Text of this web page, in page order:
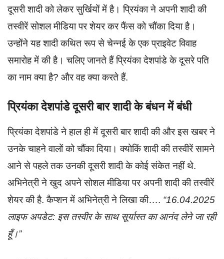
दूसरी शादी को लेकर सुर्खियों में है। प्रियंका ने अपनी शादी की
तस्वीरें सोशल मीडिया पर शेयर कर फैंस को चौंका दिया है।
उन्होंने यह शादी कथित रूप से चेन्नई के एक प्राइवेट विवाह
समारोह में की है। चलिए जानते हैं प्रियंका देशपांडे के दूसरे पति
का नाम क्या है? और वह क्या करते हैं.
प्रियंका देशपांडे दूसरी बार शादी के बंधन में बंधी
प्रियंका देशपांडे ने हाल ही में दूसरी बार शादी की और इस खबर ने
उनके चाहने वालों को चौंका दिया। क्योकिं शादी की तस्वीरें सामने
आने से पहले तक उनकी दूसरी शादी के कोई संकेत नहीं थे.
अभिनेत्री ने खुद अपने सोशल मीडिया पर अपनी शादी की तस्वीरें
शेयर की है. कैप्शन में अभिनेत्री ने लिखा की…. “16.04.2025
लाइफ अपडेट: इस तस्वीर के साथ सूर्यास्त का आनंद लेने जा रही
हूँ।”